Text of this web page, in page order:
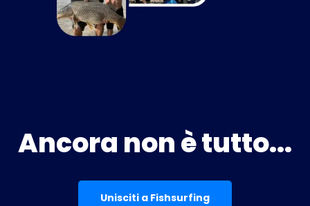
Ancora non è tutto...
Unisciti a Fishsurfing